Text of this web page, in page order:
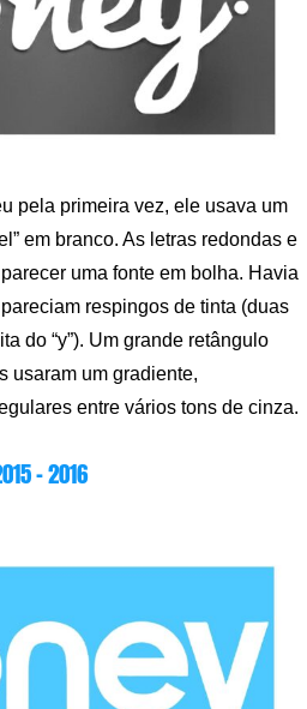
pela primeira vez, ele usava um
em branco. As letras redondas e
uma fonte em bolha. Havia
respingos de tinta (duas
do “y”). Um grande retângulo
usaram um gradiente,
entre vários tons de cinza.
– 2016